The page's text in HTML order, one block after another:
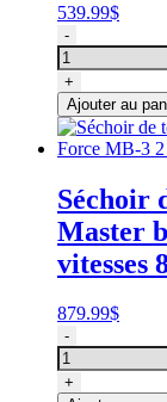
Metro
539.99$
quantité
de
Séchoir
toilettage
à
vitesse
variable,
Force
blaster
B-
3V
-
+
Ajouter au
Séchoir
Master
vitesses
879.99$
quantité
de
Séchoir
-
+